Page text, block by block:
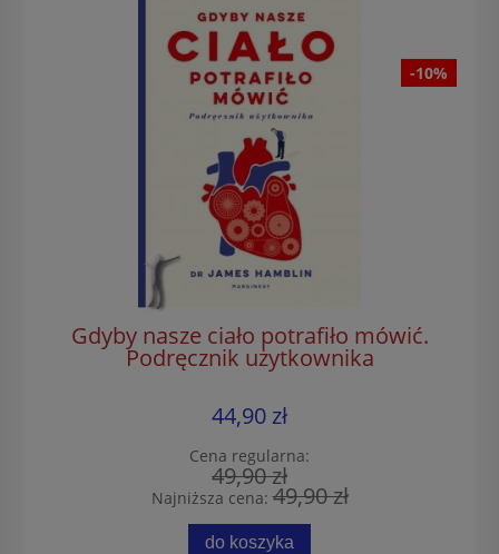
-10%
Gdyby nasze ciało potrafiło mówić.
Podręcznik użytkownika
44,90 zł
Cena regularna:
49,90 zł
Najniższa cena:49,90 zł
do koszyka